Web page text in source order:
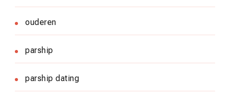
ouderen
parship
parship dating